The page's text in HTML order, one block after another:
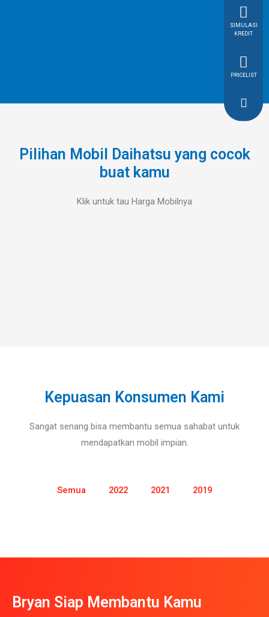
Pilihan Mobil Daihatsu yang cocok
buat kamu
Klik untuk tau Harga Mobilnya
Kepuasan Konsumen Kami
Sangat senang bisa membantu semua sahabat untuk
mendapatkan mobil impian.
Semua 2022 2021 2019
Bryan Siap Membantu Kamu
SIMULASI
KREDIT
PRICELIST